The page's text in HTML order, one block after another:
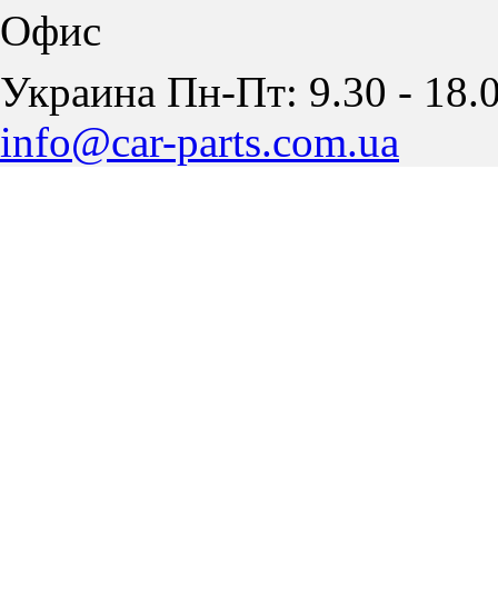
Офис
Украина Пн-Пт: 9.30 -
info@car-parts.com.ua